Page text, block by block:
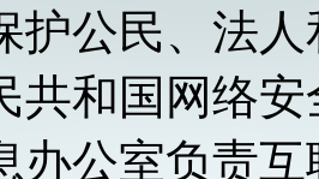
护公民、法
共和国网络
办公室负责